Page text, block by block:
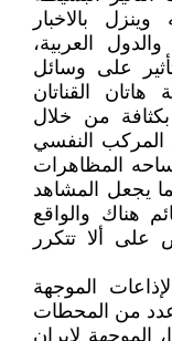
بالاخبار
العربية،
على وسائل
هاتان القناتان
من خلال
المركب النفسي
المظاهرات
يجعل المشاهد
هناك والواقع
ألا تتكرر
الموجهة
من المحطات
الموجهة لإيران